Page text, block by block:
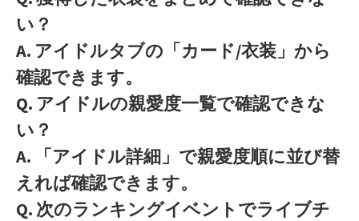
い？
A. アイドルタブの「カード/衣装」から
確認できます。
Q. アイドルの親愛度一覧で確認できな
い？
A. 「アイドル詳細」で親愛度順に並び替
えれば確認できます。
Q. 次のランキングイベントでライブチ